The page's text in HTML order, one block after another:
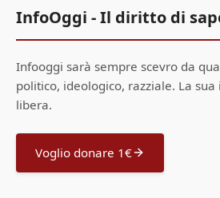
InfoOggi - Il diritto di
Infooggi sarà sempre scevro da
politico, ideologico, razziale. La
libera.
Voglio donare 1€